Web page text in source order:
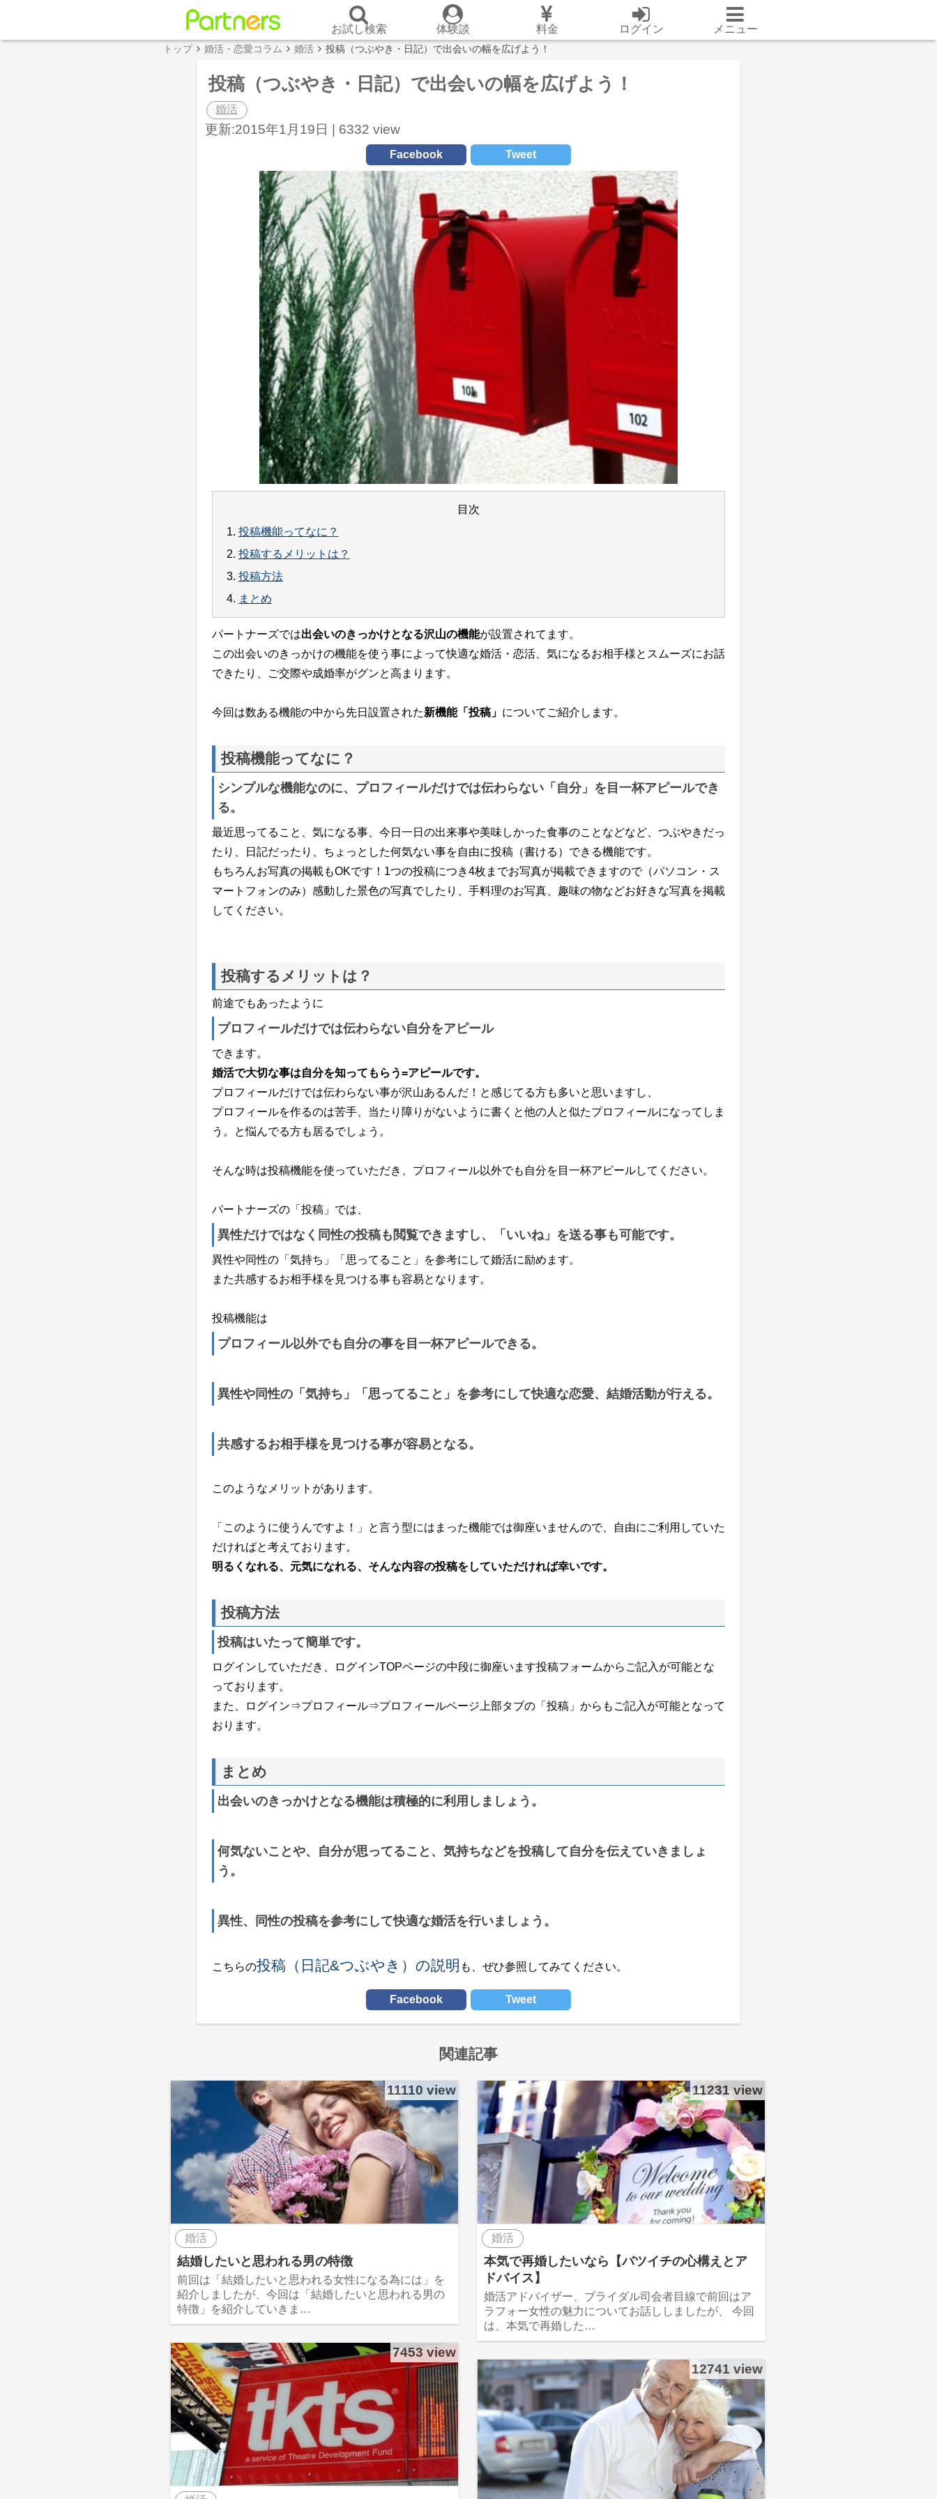
お試し検索 体験談 料金 ログイン メニュー
トップ 婚活・恋愛コラム 婚活 投稿（つぶやき・日記）で出会いの幅を広げよう！
投稿（つぶやき・日記）で出会いの幅を広げよう！
婚活
更新:2015年1月19日 | 6332 view
Facebook Tweet
目次
1. 投稿機能ってなに？
2. 投稿するメリットは？
3. 投稿方法
4. まとめ
パートナーズでは出会いのきっかけとなる沢山の機能が設置されてます。
この出会いのきっかけの機能を使う事によって快適な婚活・恋活、気になるお相手様とスムーズにお話
できたり、ご交際や成婚率がグンと高まります。
今回は数ある機能の中から先日設置された新機能「投稿」 についてご紹介します。
投稿機能ってなに？
シンプルな機能なのに、プロフィールだけでは伝わらない「自分」を目一杯アピールでき
る。
最近思ってること、気になる事、今日一日の出来事や美味しかった食事のことなどなど、つぶやきだっ
たり、日記だったり、ちょっとした何気ない事を自由に投稿（書ける）できる機能です。
もちろんお写真の掲載もOKです！1つの投稿につき4枚までお写真が掲載できますので（パソコン・ス
マートフォンのみ）感動した景色の写真でしたり、手料理のお写真、趣味の物などお好きな写真を掲載
してください。
投稿するメリットは？
前途でもあったように
プロフィールだけでは伝わらない自分をアピール
できます。
婚活で大切な事は自分を知ってもらう=アピールです。
プロフィールだけでは伝わらない事が沢山あるんだ！と感じてる方も多いと思いますし、
プロフィールを作るのは苦手、当たり障りがないように書くと他の人と似たプロフィールになってしま
う。と悩んでる方も居るでしょう。
そんな時は投稿機能を使っていただき、プロフィール以外でも自分を目一杯アピールしてください。
パートナーズの「投稿」では、
異性だけではなく同性の投稿も閲覧できますし、「いいね」を送る事も可能です。
異性や同性の「気持ち」「思ってること」を参考にして婚活に励めます。
また共感するお相手様を見つける事も容易となります。
投稿機能は
プロフィール以外でも自分の事を目一杯アピールできる。
異性や同性の「気持ち」「思ってること」を参考にして快適な恋愛、結婚活動が行える。
共感するお相手様を見つける事が容易となる。
このようなメリットがあります。
「このように使うんですよ！」と言う型にはまった機能では御座いませんので、自由にご利用していた
だければと考えております。
明るくなれる、元気になれる、そんな内容の投稿をしていただければ幸いです。
投稿方法
投稿はいたって簡単です。
ログインしていただき、ログインTOPページの中段に御座います投稿フォームからご記入が可能とな
っております。
また、ログイン⇒プロフィール⇒プロフィールページ上部タブの「投稿」からもご記入が可能となって
おります。
まとめ
出会いのきっかけとなる機能は積極的に利用しましょう。
何気ないことや、自分が思ってること、気持ちなどを投稿して自分を伝えていきましょ
う。
異性、同性の投稿を参考にして快適な婚活を行いましょう。
こちらの投稿（日記&つぶやき）の説明 も、ぜひ参照してみてください。
Facebook Tweet
関連記事
11110 view
婚活
結婚したいと思われる男の特徴
前回は「結婚したいと思われる女性になる為には」を
紹介しましたが、今回は「結婚したいと思われる男の
特徴」を紹介していきま…
11231 view
婚活
本気で再婚したいなら【バツイチの心構えとア
ドバイス】
婚活アドバイザー、ブライダル司会者目線で前回はア
ラフォー女性の魅力についてお話ししましたが、 今回
は、本気で再婚した…
7453 view
12741 view